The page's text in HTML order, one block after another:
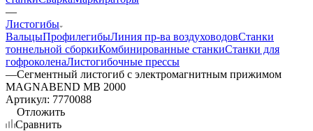
—
Листогибы
ВальцыПрофилегибыЛиния пр-ва воздуховодовСтанки
тоннельной сборкиКомбинированные станкиСтанки для
гофроколенаЛистогибочные прессы
—Сегментный листогиб с электромагнитным прижимом
MAGNABEND MB 2000
Артикул: 7770088
Отложить
Сравнить